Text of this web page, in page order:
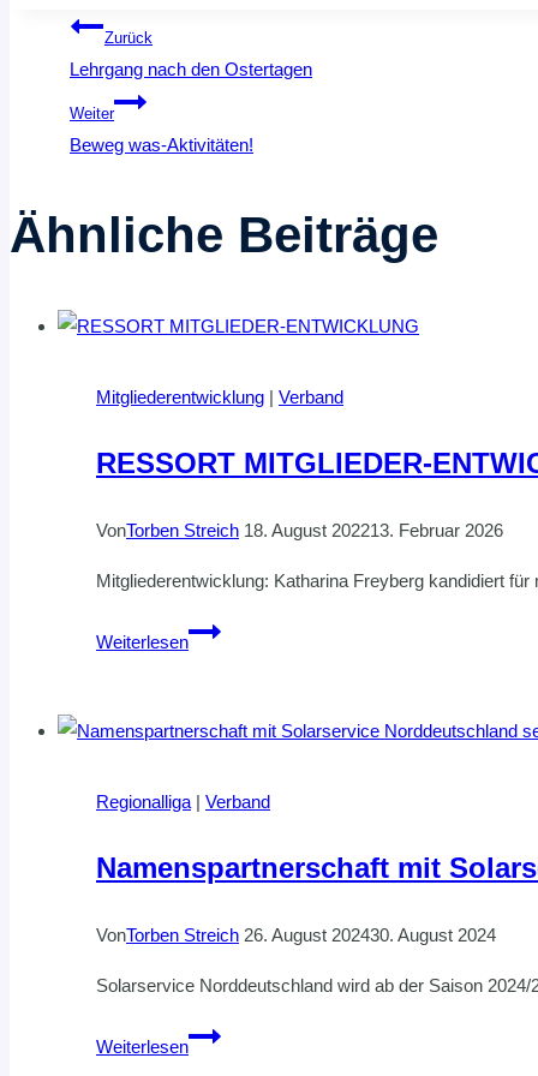
Beitragsnavigation
Zurück
Lehrgang nach den Ostertagen
Weiter
Beweg was-Aktivitäten!
Ähnliche Beiträge
Mitgliederentwicklung | Verband
RESSORT MITGLIEDER-
VonTorben Streich 18. August 202213. Februar 2026
Mitgliederentwicklung: Katharina Freyberg kandidiert
Weiterlesen
RESSORT
Regionalliga | Verband
Namenspartnerschaft mit
VonTorben Streich 26. August 202430. August 2024
Solarservice Norddeutschland wird ab der Saison
Weiterlesen
Namenspartnerschaft